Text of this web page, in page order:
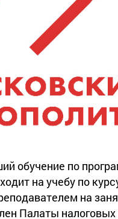
обучение по
на учебу по
на
Палаты налоговых